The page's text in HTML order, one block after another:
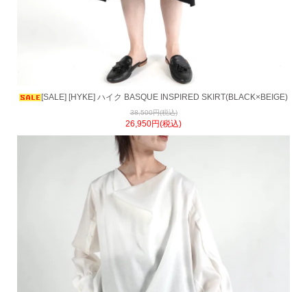
[SALE] [HYKE] ハイク BASQUE INSPIRED SKIRT(BLACK×BEIGE)
38,500円(税込)
26,950円(税込)